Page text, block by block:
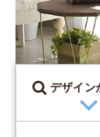
デザイン